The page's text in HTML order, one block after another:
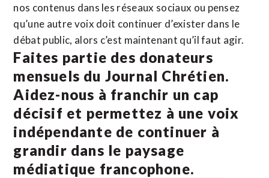
nos contenus dans les réseaux sociaux ou pensez
qu’une autre voix doit continuer d’exister dans le
débat public, alors c’est maintenant qu’il faut agir.
Faites partie des donateurs
mensuels du Journal Chrétien.
Aidez-nous à franchir un cap
décisif et permettez à une voix
indépendante de continuer à
grandir dans le paysage
médiatique francophone.